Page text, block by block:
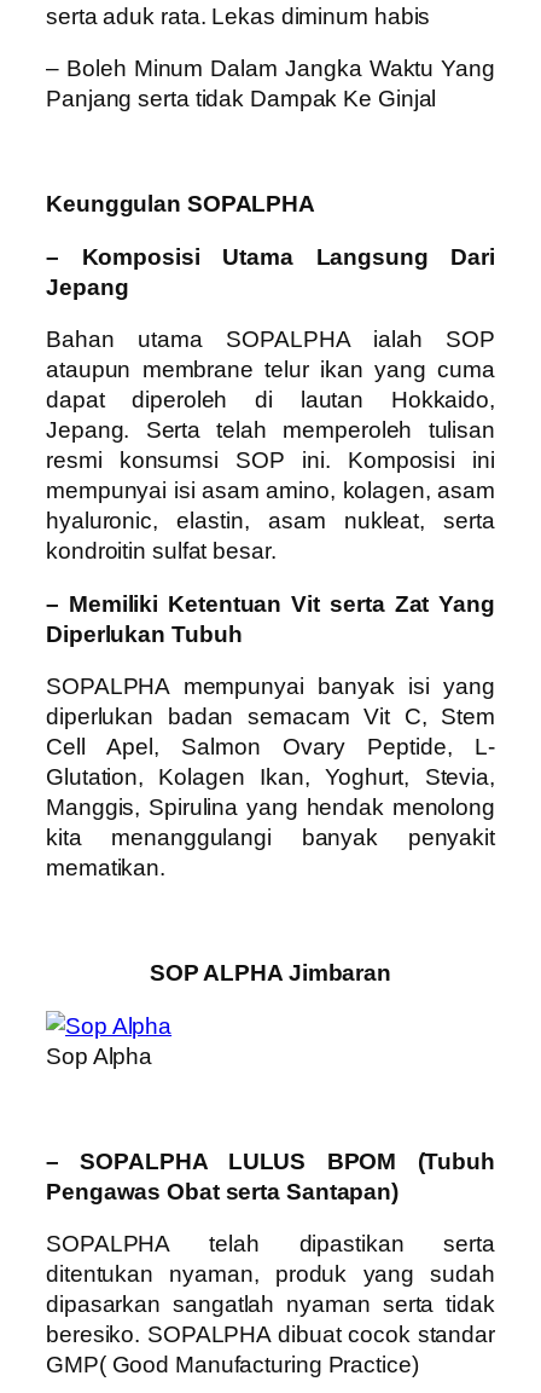
serta aduk rata. Lekas diminum habis
– Boleh Minum Dalam Jangka Waktu Yang
Panjang serta tidak Dampak Ke Ginjal
Keunggulan SOPALPHA
– Komposisi Utama Langsung Dari
Jepang
Bahan utama SOPALPHA ialah SOP
ataupun membrane telur ikan yang cuma
dapat diperoleh di lautan Hokkaido,
Jepang. Serta telah memperoleh tulisan
resmi konsumsi SOP ini. Komposisi ini
mempunyai isi asam amino, kolagen, asam
hyaluronic, elastin, asam nukleat, serta
kondroitin sulfat besar.
– Memiliki Ketentuan Vit serta Zat Yang
Diperlukan Tubuh
SOPALPHA mempunyai banyak isi yang
diperlukan badan semacam Vit C, Stem
Cell Apel, Salmon Ovary Peptide, L-
Glutation, Kolagen Ikan, Yoghurt, Stevia,
Manggis, Spirulina yang hendak menolong
kita menanggulangi banyak penyakit
mematikan.
SOP ALPHA Jimbaran
Sop Alpha
– SOPALPHA LULUS BPOM (Tubuh
Pengawas Obat serta Santapan)
SOPALPHA telah dipastikan serta
ditentukan nyaman, produk yang sudah
dipasarkan sangatlah nyaman serta tidak
beresiko. SOPALPHA dibuat cocok standar
GMP( Good Manufacturing Practice)